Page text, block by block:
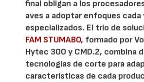
final obligan a los
aves a adoptar enfoques cada
especializados. El trío de
FAM STUMABO, formado por
Hytec 300 y CMD.2, combina
tecnologías de corte para
características de cada